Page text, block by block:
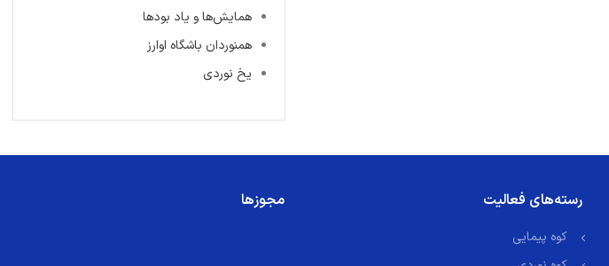
همایش‌ها و یاد بودها
همنوردان باشگاه اوارز
یخ نوردی
رسته‌های فعالیت
کوه پیمایی
مجوزها